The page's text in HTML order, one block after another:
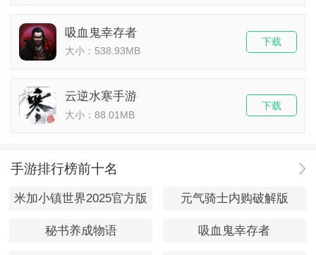
吸血鬼幸存者
大小：538.93MB
下载
云逆水寒手游
大小：88.01MB
下载
手游排行榜前十名
米加小镇世界2025官方版 元气骑士内购破解版
秘书养成物语 吸血鬼幸存者